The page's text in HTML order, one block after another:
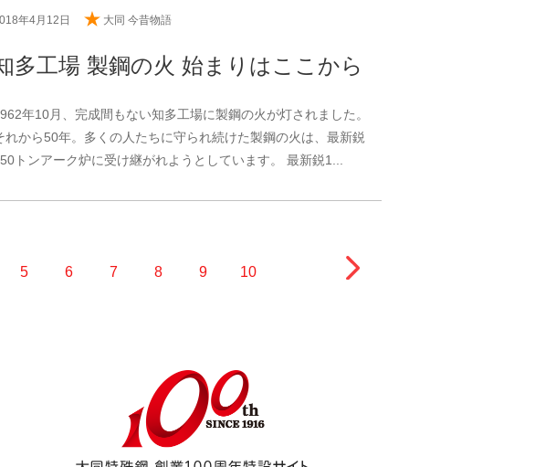
年4月12日 大同 今昔物語
多工場 製鋼の火 始まりはここから
年10月、完成間もない知多工場に製鋼の火が灯されました。
れから50年。多くの人たちに守られ続けた製鋼の火は、最新鋭
トンアーク炉に受け継がれようとしています。 最新鋭1...
5 6 7 8 9 10